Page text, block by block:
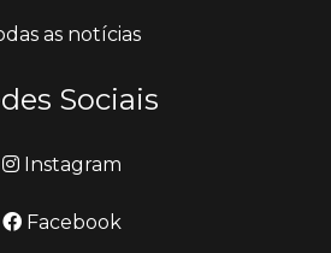
as notícias
Sociais
Instagram
Facebook